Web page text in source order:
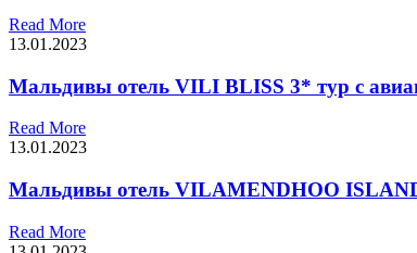
Read More
13.01.2023
Мальдивы отель VILI BLISS 3* тур с
Read More
13.01.2023
Мальдивы отель VILAMENDHOO
Read More